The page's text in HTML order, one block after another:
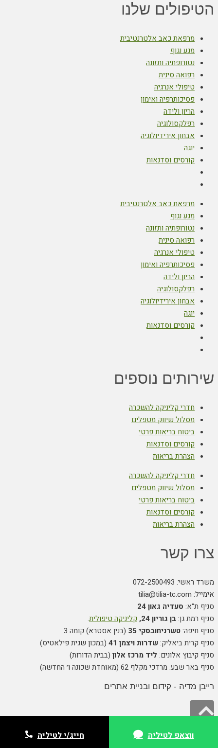
הטיפולים שלנו
מרפאת כאב אלטרנטיבית
מגע וגוף
נטורופתיה ותזונה
רפואה סינית
טיפולי אנרגיה
פסיכותרפיה ואימון
הריון ולידה
רפלקסולוגיה
אבחון אירידיולוגיה
יוגה
קורסים וסדנאות
חייג/י לטיליה ווצאפ לטיליה
מרפאת כאב אלטרנטיבית
מגע וגוף
נטורופתיה ותזונה
רפואה סינית
טיפולי אנרגיה
פסיכותרפיה ואימון
הריון ולידה
רפלקסולוגיה
אבחון אירידיולוגיה
יוגה
קורסים וסדנאות
חייג/י לטיליה ווצאפ לטיליה
שירותים נוספים
חדרי קליניקה להשכרה
מסלול שיווק מטפלים
ביטוח בריאות פרטי
קורסים וסדנאות
הצהרת בריאות
חדרי קליניקה להשכרה
מסלול שיווק מטפלים
ביטוח בריאות פרטי
קורסים וסדנאות
הצהרת בריאות
צרו קשר
משרד ראשי: 072-2500493
אימייל: tilia@tilia-tc.com
סניף ת"א: סעדיה גאון 24
סניף רמת גן:בן גוריון 24, קליניקה טיפולית.
סניף חיפה:טשרניחובסקי 35
(בנין אסטרא) קומה 3.
סניף קרית ביאליק:שדרות ויצמן 41
(במכון שגית פילאטיס)
סניף קיבוץ אלונים: ליד מרכז אלון (בבית הדורות)
סניף באר שבע: מרדכי מקלף 62 (מאוחדת שכונה ו׳ החדשה)
רייבן מדיה - קידום ובניית אתרים
גלילה
לראש